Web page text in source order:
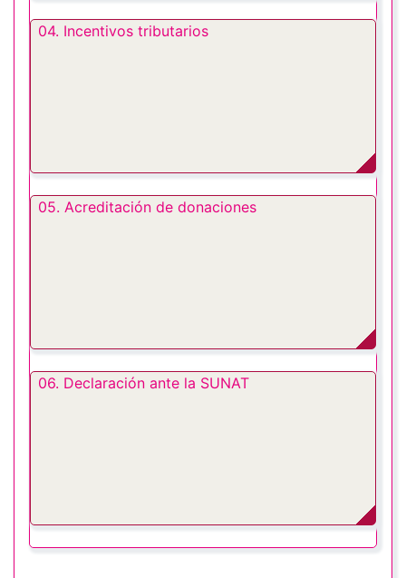
04. Incentivos tributarios
05. Acreditación de donaciones
06. Declaración ante la SUNAT